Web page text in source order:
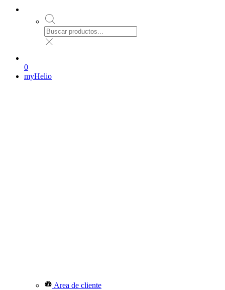
0
myHelio
Area de cliente